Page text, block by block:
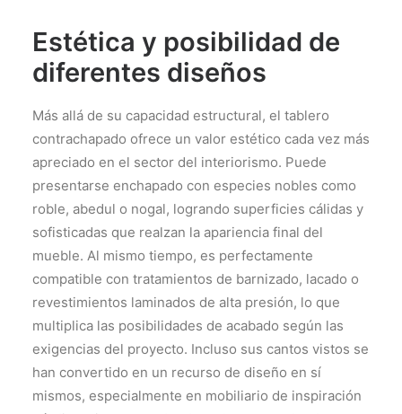
Estética y posibilidad de
diferentes diseños
Más allá de su capacidad estructural, el tablero
contrachapado ofrece un valor estético cada vez más
apreciado en el sector del interiorismo. Puede
presentarse enchapado con especies nobles como
roble, abedul o nogal, logrando superficies cálidas y
sofisticadas que realzan la apariencia final del
mueble. Al mismo tiempo, es perfectamente
compatible con tratamientos de barnizado, lacado o
revestimientos laminados de alta presión, lo que
multiplica las posibilidades de acabado según las
exigencias del proyecto. Incluso sus cantos vistos se
han convertido en un recurso de diseño en sí
mismos, especialmente en mobiliario de inspiración